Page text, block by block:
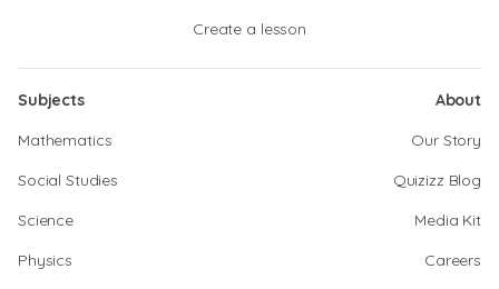
Create a lesson
Subjects
Mathematics
Social Studies
Science
Physics
About
Our Story
Quizizz Blog
Media Kit
Careers